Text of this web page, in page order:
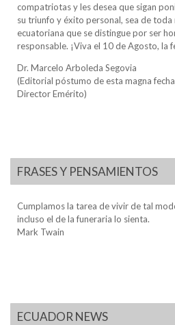
compatriotas y les desea que sigan
su triunfo y éxito personal, sea de
ecuatoriana que se distingue por ser
responsable. ¡Viva el 10 de Agosto, la
Dr. Marcelo Arboleda Segovia
(Editorial póstumo de esta magna
Director Emérito)
FRASES Y PENSAMIENTOS
Cumplamos la tarea de vivir de tal
incluso el de la funeraria lo sienta.
Mark Twain
ECUADOR NEWS